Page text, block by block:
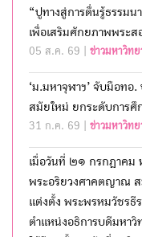
“ปูทางสู่การตื่นรู้ธรรมน
เพื่อเสริมศักยภาพพระ
05 ส.ค. 69 | ข่าวมหาวิทย
‘ม.มหาจุฬาฯ’ จับมือท
สมัยใหม่ ยกระดับการศึ
31 ก.ค. 69 | ข่าวมหาวิทย
เมื่อวันที่ ๒๑ กรกฎาค
พระอริยวงศาคตญาณ
แต่งตั้ง พระพรหมวัชรธี
ตำแหน่งอธิการบดีมหา